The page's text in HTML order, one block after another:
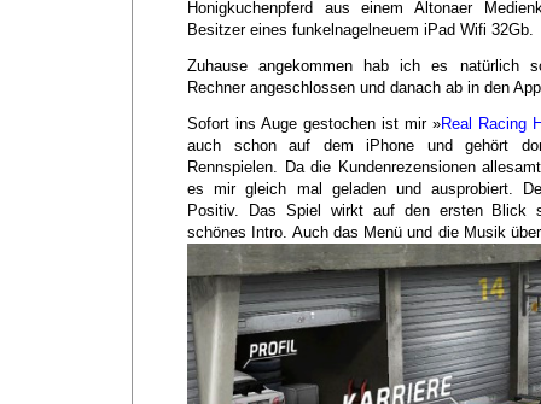
Honigkuchenpferd aus einem Altonaer
Besitzer eines funkelnagelneuem iPad Wifi 32Gb.
Zuhause angekommen hab ich es natürlich
Rechner angeschlossen und danach ab in den
Sofort ins Auge gestochen ist mir »Real Racing
auch schon auf dem iPhone und gehört
Rennspielen. Da die Kundenrezensionen
es mir gleich mal geladen und ausprobiert.
Positiv. Das Spiel wirkt auf den ersten Blick
schönes Intro. Auch das Menü und die Musik